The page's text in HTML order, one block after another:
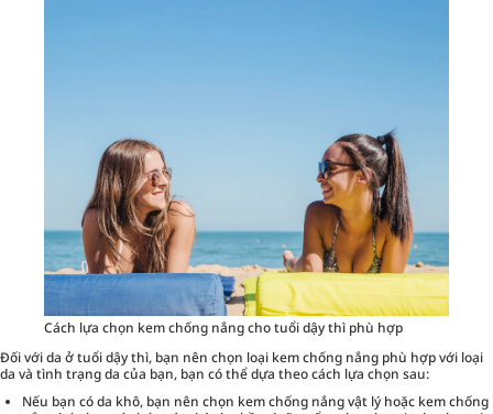
Cách lựa chọn kem chống nắng cho tuổi dậy thì phù hợp
Đối với da ở tuổi dậy thì, bạn nên chọn loại kem chống nắng phù hợp với loại
da và tình trạng da của bạn, bạn có thể dựa theo cách lựa chọn sau:
Nếu bạn có da khô, bạn nên chọn kem chống nắng vật lý hoặc kem chống